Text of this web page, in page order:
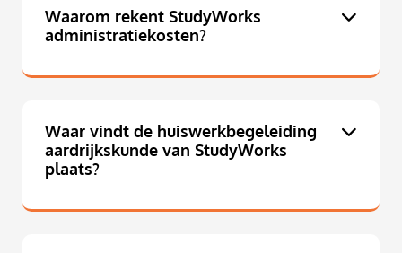
Waarom rekent StudyWorks
administratiekosten?
Waar vindt de huiswerkbegeleiding
aardrijkskunde van StudyWorks
plaats?